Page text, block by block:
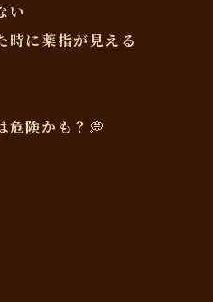
い
に薬指が見える
危険かも？💭